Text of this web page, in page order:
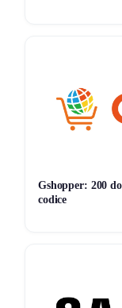
Gshopper: 200
codice